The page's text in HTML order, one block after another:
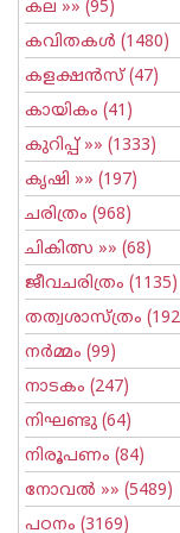
കല »» (95)
കവിതകള്‍ (1480)
കളക്ഷന്‍സ്(47)
കായികം (41)
കുറിപ്പ്‌ »» (1333)
കൃഷി »» (197)
ചരിത്രം (968)
ചികിത്സ »» (68)
ജീവചരിത്രം (1135)
തത്വശാസ്ത്രം
നര്‍മ്മം (99)
നാടകം (247)
നിഘണ്ടു (64)
നിരൂപണം (84)
നോവല്‍ »» (5489)
പഠനം (3169)